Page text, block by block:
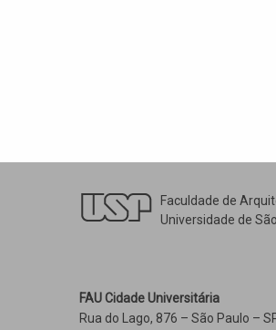
Faculdade de
Universidade de
FAU Cidade Universitária
Rua do Lago, 876 – São Paulo –